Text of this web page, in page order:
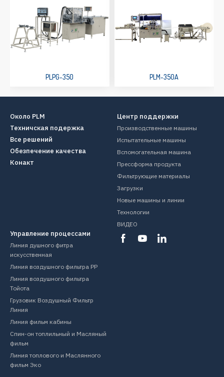
PLPG-350 PLM-350A
Управление процессами
Линия душного фитра
искусственная
Линия воздушного фильтра PP
Линия воздушного фильтра
Тойота
Грузовик Воздушный Фильтр
Линия
Линия фильм кабины
Спин-он топлильный и Масляный
фильм
Линия топлового и Маслянного
фильм Эко
Центр поддержки
Производственные машины
Испытательные машины
Вспомогательная машина
Прессформа продукта
Фильтрующие материалы
Загрузки
Новые машины и линии
Технологии
ВИДЕО
Около PLM
Техничская подержка
Все решений
Обезпечение качества
Конакт